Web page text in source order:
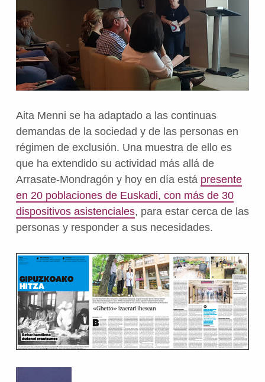
Aita Menni se ha adaptado a las continuas
demandas de la sociedad y de las personas en
régimen de exclusión. Una muestra de ello es
que ha extendido su actividad más allá de
Arrasate-Mondragón y hoy en día está presente
en 20 poblaciones de Euskadi, con más de 30
dispositivos asistenciales, para estar cerca de las
personas y responder a sus necesidades.